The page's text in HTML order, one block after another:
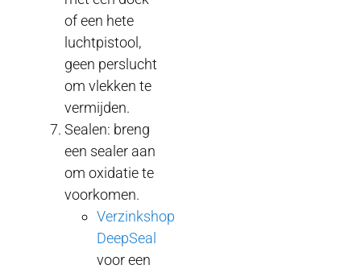
of een hete
luchtpistool,
geen perslucht
om vlekken te
vermijden.
Sealen: breng
een sealer aan
om oxidatie te
voorkomen.
Verzinkshop
DeepSeal
voor een